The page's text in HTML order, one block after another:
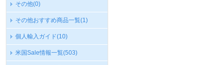
その他(0)
その他おすすめ商品一覧(1)
個人輸入ガイド(10)
米国Sale情報一覧(503)